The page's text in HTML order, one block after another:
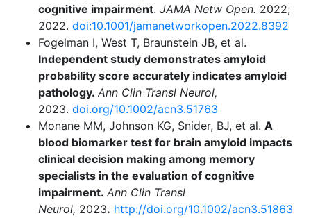
cognitive impairment. JAMA Netw Open. 2022;
2022. doi:10.1001/jamanetworkopen.2022.8392
Fogelman I, West T, Braunstein JB, et al.
Independent study demonstrates amyloid
probability score accurately indicates amyloid
pathology. Ann Clin Transl Neurol,
2023. doi.org/10.1002/acn3.51763
Monane MM, Johnson KG, Snider, BJ, et al. A
blood biomarker test for brain amyloid impacts
clinical decision making among memory
specialists in the evaluation of cognitive
impairment. Ann Clin Transl
Neurol, 2023. http://doi.org/10.1002/acn3.51863